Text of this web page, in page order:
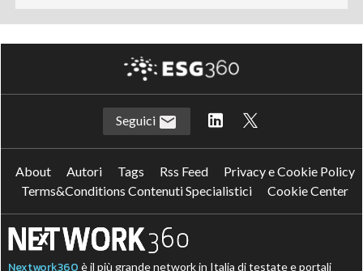
Seguici
About Autori Tags Rss Feed
Privacy e Cookie Policy
Terms&Conditions Contenuti Specialistici
Cookie Center
Nextwork360 è il più grande network in Italia di testate e portali